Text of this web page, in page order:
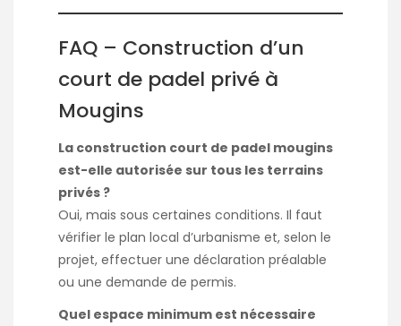
FAQ – Construction d’un
court de padel privé à
Mougins
La construction court de padel mougins
est-elle autorisée sur tous les terrains
privés ?
Oui, mais sous certaines conditions. Il faut
vérifier le plan local d’urbanisme et, selon le
projet, effectuer une déclaration préalable
ou une demande de permis.
Quel espace minimum est nécessaire